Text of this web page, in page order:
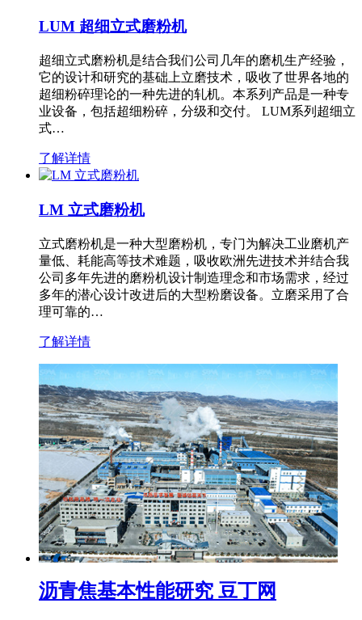
LUM 超细立式磨粉机
超细立式磨粉机是结合我们公司几年的磨机生产经验，
它的设计和研究的基础上立磨技术，吸收了世界各地的
超细粉碎理论的一种先进的轧机。本系列产品是一种专
业设备，包括超细粉碎，分级和交付。 LUM系列超细立
式…
了解详情
LM 立式磨粉机
立式磨粉机是一种大型磨粉机，专门为解决工业磨机产
量低、耗能高等技术难题，吸收欧洲先进技术并结合我
公司多年先进的磨粉机设计制造理念和市场需求，经过
多年的潜心设计改进后的大型粉磨设备。立磨采用了合
理可靠的…
了解详情
沥青焦基本性能研究 豆丁网